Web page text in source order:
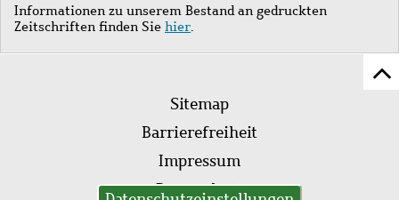
Informationen zu unserem Bestand an gedruckten
Zeitschriften finden Sie hier.
Fußleistenmenü
Sitemap
Barrierefreiheit
Impressum
Datenschutz